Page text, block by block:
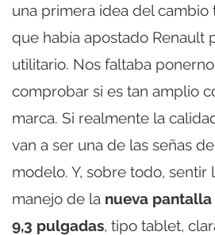
una primera idea del cambio
que había apostado Renault
utilitario. Nos faltaba
comprobar si es tan amplio
marca. Si realmente la
van a ser una de las señas
modelo. Y, sobre todo, sentir
manejo de la nueva
9,3 pulgadas, tipo tablet,